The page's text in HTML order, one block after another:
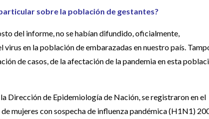
sobre la población de gestantes?
del informe, no se habían difundido, oficialmente,
en la población de embarazadas en nuestro país.
de casos, de la afectación de la pandemia en esta
Dirección de Epidemiología de Nación, se registraron en el
mujeres con sospecha de influenza pandémica (H1N1)